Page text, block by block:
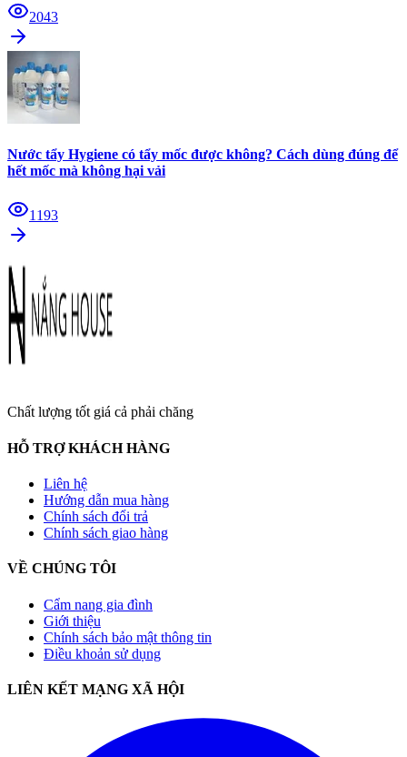
2043
Nước tẩy Hygiene có tẩy mốc được không? Cách dùng đúng để
hết mốc mà không hại vải
1193
Chất lượng tốt giá cả phải chăng
HỖ TRỢ KHÁCH HÀNG
Liên hệ
Hướng dẫn mua hàng
Chính sách đổi trả
Chính sách giao hàng
VỀ CHÚNG TÔI
Cẩm nang gia đình
Giới thiệu
Chính sách bảo mật thông tin
Điều khoản sử dụng
LIÊN KẾT MẠNG XÃ HỘI